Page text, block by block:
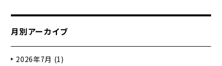
月別アーカイブ
2026年7月 (1)